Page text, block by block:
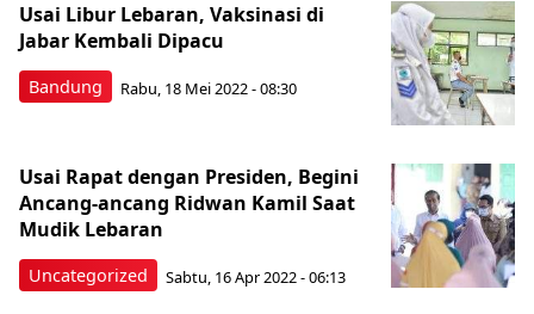
Bandung
Usai Libur Lebaran, Vaksinasi di
Jabar Kembali Dipacu
Rabu, 18 Mei 2022 - 08:30
Uncategorized
Usai Rapat dengan Presiden, Begini
Ancang-ancang Ridwan Kamil Saat
Mudik Lebaran
Sabtu, 16 Apr 2022 - 06:13